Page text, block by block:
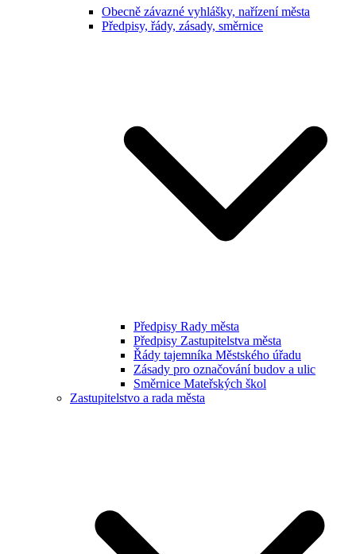
Obecně závazné vyhlášky, nařízení města
Předpisy, řády, zásady, směrnice
Předpisy Rady města
Předpisy Zastupitelstva města
Řády tajemníka Městského úřadu
Zásady pro označování budov a ulic
Směrnice Mateřských škol
Zastupitelstvo a rada města